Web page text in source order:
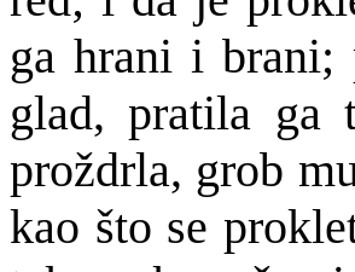
ga hrani i
glad, pratila ga
proždrla, grob
kao što se